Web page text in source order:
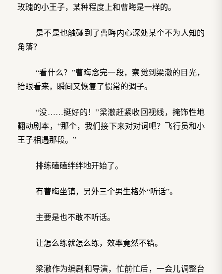
玫瑰的小王子，某种程度上和曹晦是一样的。
是不是也触碰到了曹晦内心深处某个不为人知的
角落？
“看什么？”曹晦念完一段，察觉到梁澈的目光，
抬眼看来，瞬间又恢复了惯常的调子。
“没……挺好的！”梁澈赶紧收回视线，掩饰性地
翻动剧本，“那个，我们接下来对对词吧？飞行员和小
王子相遇那段。”
排练磕磕绊绊地开始了。
有曹晦坐镇，另外三个男生格外“听话”。
主要是也不敢不听话。
让怎么练就怎么练，效率竟然不错。
梁澈作为编剧和导演，忙前忙后，一会儿调整台